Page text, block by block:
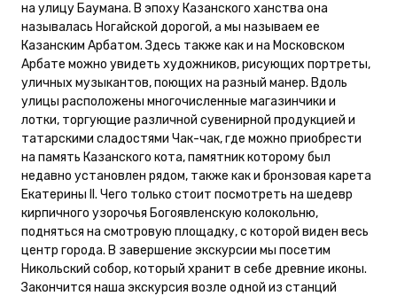
на улицу Баумана. В эпоху Казанского ханства она
называлась Ногайской дорогой, а мы называем ее
Казанским Арбатом. Здесь также как и на Московском
Арбате можно увидеть художников, рисующих портреты,
уличных музыкантов, поющих на разный манер. Вдоль
улицы расположены многочисленные магазинчики и
лотки, торгующие различной сувенирной продукцией и
татарскими сладостями Чак-чак, где можно приобрести
на память Казанского кота, памятник которому был
недавно установлен рядом, также как и бронзовая карета
Екатерины II. Чего только стоит посмотреть на шедевр
кирпичного узорочья Богоявленскую колокольню,
подняться на смотровую площадку, с которой виден весь
центр города. В завершение экскурсии мы посетим
Никольский собор, который хранит в себе древние иконы.
Закончится наша экскурсия возле одной из станций